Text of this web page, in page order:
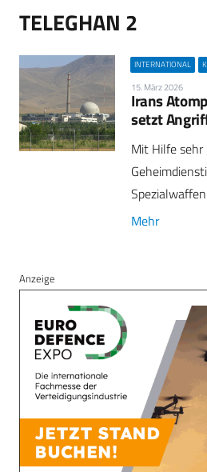
TELEGHAN 2
INTERNATIONAL
15. März 2026
Irans
setzt
Mit Hilfe sehr
Mehr
Anzeige